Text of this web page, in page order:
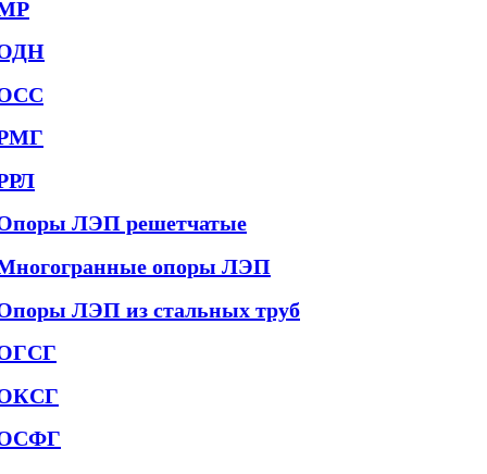
ЛЭП решетчатые
опоры ЛЭП
ЛЭП из стальных труб